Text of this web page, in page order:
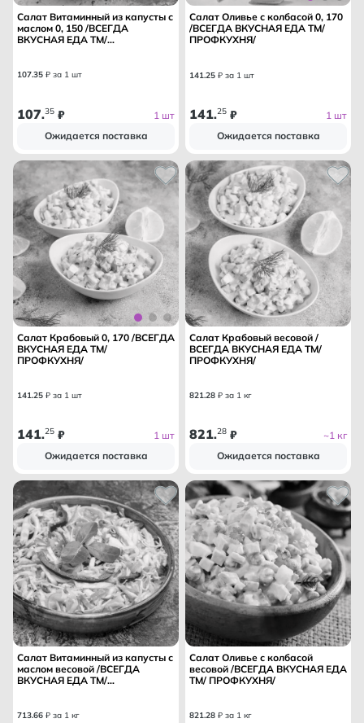
Салат Витаминный из капусты с
маслом 0, 150 /ВСЕГДА
ВКУСНАЯ ЕДА ТМ/
107.35 ₽ за 1 шт
107.35 ₽
1 шт
Ожидается поставка
Салат Оливье с колбасой 0, 170
/ВСЕГДА ВКУСНАЯ ЕДА ТМ/
ПРОФКУХНЯ/
141.25 ₽ за 1 шт
141.25 ₽
1 шт
Ожидается поставка
Салат Крабовый 0, 170 /ВСЕГДА
ВКУСНАЯ ЕДА ТМ/
ПРОФКУХНЯ/
141.25 ₽ за 1 шт
141.25 ₽
1 шт
Ожидается поставка
Салат Крабовый весовой /
ВСЕГДА ВКУСНАЯ ЕДА ТМ/
ПРОФКУХНЯ/
821.28 ₽ за 1 кг
821.28 ₽
~1 кг
Ожидается поставка
Салат Витаминный из капусты с
маслом весовой /ВСЕГДА
ВКУСНАЯ ЕДА ТМ/
713.66 ₽ за 1 кг
Салат Оливье с колбасой
весовой /ВСЕГДА ВКУСНАЯ ЕДА
ТМ/ ПРОФКУХНЯ/
821.28 ₽ за 1 кг